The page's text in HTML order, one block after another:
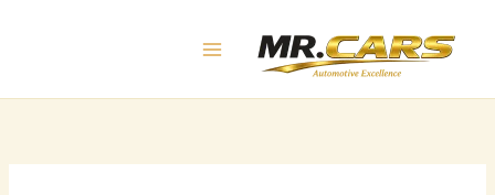
المحتوى